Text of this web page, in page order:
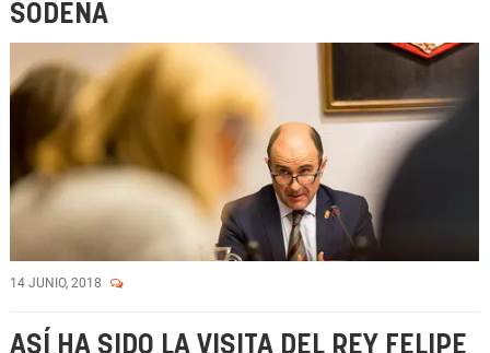
SODENA
14 JUNIO, 2018
ASÍ HA SIDO LA VISITA DEL REY FELIPE